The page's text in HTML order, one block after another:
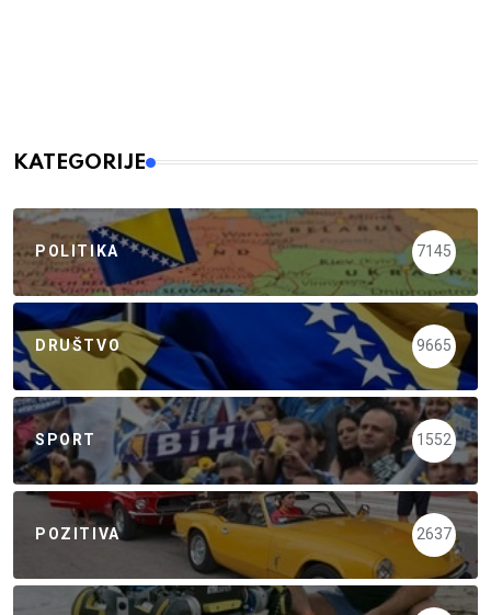
KATEGORIJE
POLITIKA 7145
DRUŠTVO 9665
SPORT 1552
POZITIVA 2637